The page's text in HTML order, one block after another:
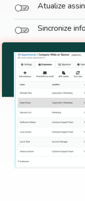
Atualize
Sincronize